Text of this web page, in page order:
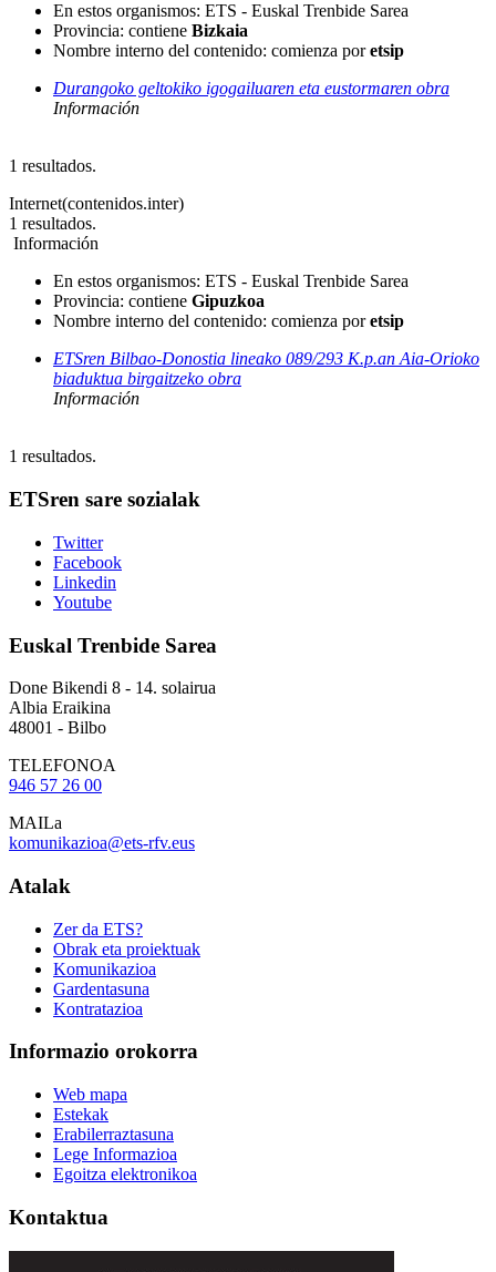
En estos organismos: ETS - Euskal Trenbide Sarea
Provincia: contiene Bizkaia
Nombre interno del contenido: comienza poretsip
Durangoko geltokiko igogailuaren eta eustormaren obra
Información
1 resultados.
Internet(contenidos.inter)
1 resultados.
Información
En estos organismos: ETS - Euskal Trenbide Sarea
Provincia: contiene Gipuzkoa
Nombre interno del contenido: comienza poretsip
ETSren Bilbao-Donostia lineako 089/293 K.p.an Aia-Orioko
biaduktua birgaitzeko obra
Información
1 resultados.
ETSren sare sozialak
Twitter
Facebook
Linkedin
Youtube
Euskal Trenbide Sarea
Done Bikendi 8 - 14. solairua
Albia Eraikina
48001 - Bilbo
TELEFONOA
946 57 26 00
MAILa
komunikazioa@ets-rfv.eus
Atalak
Zer da ETS?
Obrak eta proiektuak
Komunikazioa
Gardentasuna
Kontratazioa
Informazio orokorra
Web mapa
Estekak
Erabilerraztasuna
Lege Informazioa
Egoitza elektronikoa
Kontaktua